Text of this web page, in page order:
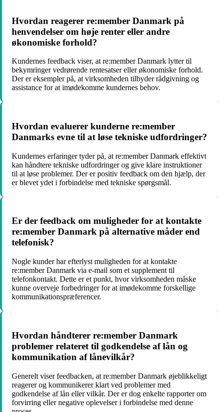
Hvordan reagerer re:member Danmark på
henvendelser om høje renter eller andre
økonomiske forhold?
Kundernes feedback viser, at re:member Danmark lytter til
bekymringer vedrørende rentesatser eller økonomiske forhold.
Der er eksempler på, at virksomheden tilbyder rådgivning og
assistance for at imødekomme kundernes behov.
Hvordan evaluerer kunderne re:member
Danmarks evne til at løse tekniske udfordringer?
Kundernes erfaringer tyder på, at re:member Danmark effektivt
kan håndtere tekniske udfordringer og give klare instruktioner
til at løse problemer. Der er positiv feedback om den hjælp, der
er blevet ydet i forbindelse med tekniske spørgsmål.
Er der feedback om muligheder for at kontakte
re:member Danmark på alternative måder end
telefonisk?
Nogle kunder har efterlyst muligheden for at kontakte
re:member Danmark via e-mail som et supplement til
telefonkontakt. Dette er et punkt, hvor virksomheden måske
kunne overveje forbedringer for at imødekomme forskellige
kommunikationspræferencer.
Hvordan håndterer re:member Danmark
problemer relateret til godkendelse af lån og
kommunikation af lånevilkår?
Generelt viser feedbacken, at re:member Danmark øjeblikkeligt
reagerer og kommunikerer klart ved problemer med
godkendelse af lån eller vilkår. Der er dog enkelte rapporter om
forvirring eller negative oplevelser i forbindelse med denne